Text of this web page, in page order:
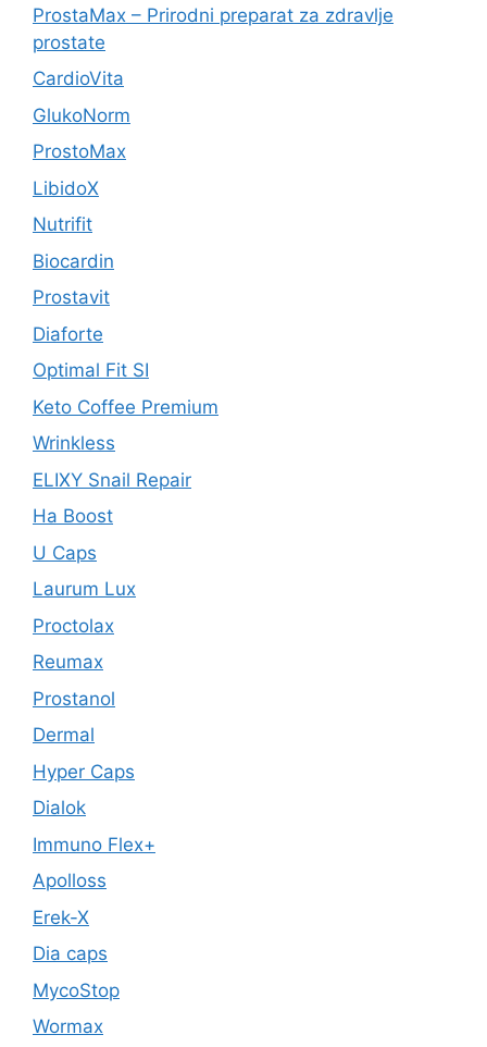
ProstaMax – Prirodni preparat za zdravlje
prostate
CardioVita
GlukoNorm
ProstoMax
LibidoX
Nutrifit
Biocardin
Prostavit
Diaforte
Optimal Fit SI
Keto Coffee Premium
Wrinkless
ELIXY Snail Repair
Ha Boost
U Caps
Laurum Lux
Proctolax
Reumax
Prostanol
Dermal
Hyper Caps
Dialok
Immuno Flex+
Apolloss
Erek-X
Dia caps
MycoStop
Wormax